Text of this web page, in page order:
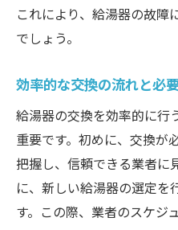
これにより、給湯器の故障
でしょう。
効率的な交換の流れと必
給湯器の交換を効率的に行
重要です。初めに、交換が
把握し、信頼できる業者に
に、新しい給湯器の選定を
す。この際、業者のスケジ